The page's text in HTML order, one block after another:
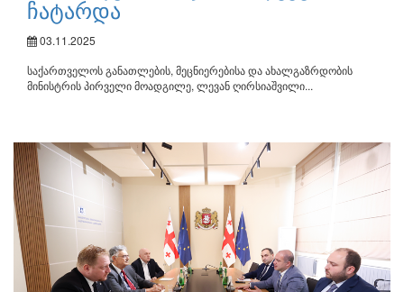
ჩატარდა
03.11.2025
საქართველოს განათლების, მეცნიერებისა და ახალგაზრდობის
მინისტრის პირველი მოადგილე, ლევან ღირსიაშვილი...